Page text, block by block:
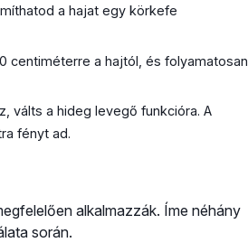
a hajat egy körkefe
centiméterre a hajtól, és folyamatosan
válts a hideg levegő funkcióra. A
fényt ad.
alkalmazzák. Íme néhány
során.